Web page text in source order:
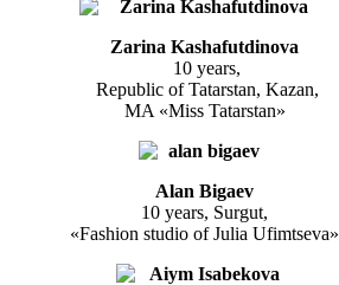
Zarina Kashafutdinova
10 years,
Republic of Tatarstan, Kazan,
MA «Miss Tatarstan»
Alan Bigaev
10 years, Surgut,
«Fashion studio of Julia Ufimtseva»